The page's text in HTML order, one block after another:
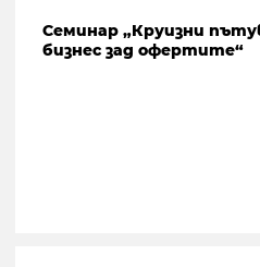
Семинар „Круизни
бизнес зад офертите“